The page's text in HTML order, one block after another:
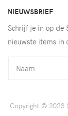
NIEUWSBRIEF
Schrijf je in op de
nieuwste items in
Copyright © 2023